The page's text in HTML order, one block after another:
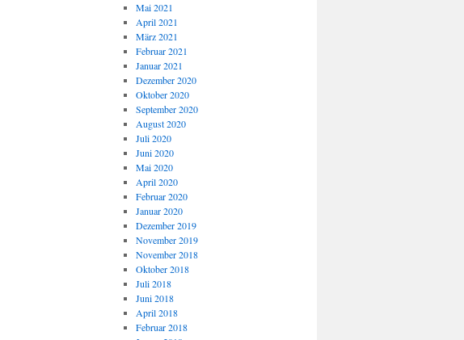
Mai 2021
April 2021
März 2021
Februar 2021
Januar 2021
Dezember 2020
Oktober 2020
September 2020
August 2020
Juli 2020
Juni 2020
Mai 2020
April 2020
Februar 2020
Januar 2020
Dezember 2019
November 2019
November 2018
Oktober 2018
Juli 2018
Juni 2018
April 2018
Februar 2018